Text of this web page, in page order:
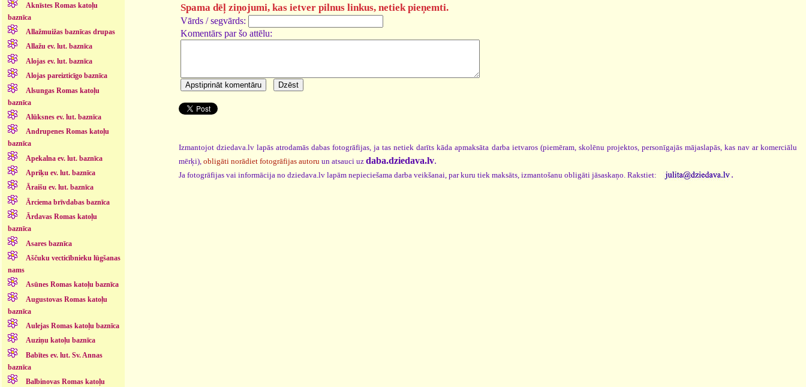
Aknīstes Romas katoļu
baznīca
Allažmuižas baznīcas drupas
Allažu ev. lut. baznīca
Alojas ev. lut. baznīca
Alojas pareizticīgo baznīca
Alsungas Romas katoļu
baznīca
Alūksnes ev. lut. baznīca
Andrupenes Romas katoļu
baznīca
Apekalna ev. lut. baznīca
Apriķu ev. lut. baznīca
Āraišu ev. lut. baznīca
Ārciema brīvdabas baznīca
Ārdavas Romas katoļu
baznīca
Asares baznīca
Aščuku vecticībnieku lūgšanas
nams
Asūnes Romas katoļu baznīca
Augustovas Romas katoļu
baznīca
Aulejas Romas katoļu baznīca
Auziņu katoļu baznīca
Babītes ev. lut. Sv. Annas
baznīca
Balbinovas Romas katoļu
Spama dēļ ziņojumi, kas ietver pilnus linkus, netiek pieņemti.
Vārds / segvārds:
Komentārs par šo attēlu:
Izmantojot dziedava.lv lapās atrodamās dabas fotogrāfijas, ja tas netiek darīts kāda apmaksāta darba ietvaros (piemēram, skolēnu projektos, personīgajās mājaslapās, kas nav ar komerciālu
mērķi), obligāti norādiet fotogrāfijas autoru un atsauci uz daba.dziedava.lv.
Ja fotogrāfijas vai informācija no dziedava.lv lapām nepieciešama darba veikšanai, par kuru tiek maksāts, izmantošanu obligāti jāsaskaņo. Rakstiet: .